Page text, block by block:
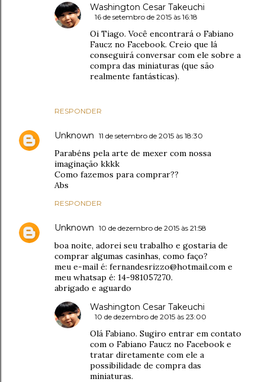
RESPONDER
Washington Cesar Takeuchi
16 de setembro de 2015 às 16:18
Oi Tiago. Você encontrará o Fabiano
Faucz no Facebook. Creio que lá
conseguirá conversar com ele sobre a
compra das miniaturas (que são
realmente fantásticas).
Unknown 11 de setembro de 2015 às 18:30
Parabéns pela arte de mexer com nossa
imaginação kkkk
Como fazemos para comprar??
Abs
RESPONDER
Unknown 10 de dezembro de 2015 às 21:58
boa noite, adorei seu trabalho e gostaria de
comprar algumas casinhas, como faço?
meu e-mail é: fernandesrizzo@hotmail.com e
meu whatsap é: 14-981057270.
abrigado e aguardo
Washington Cesar Takeuchi
10 de dezembro de 2015 às 23:00
Olá Fabiano. Sugiro entrar em contato
com o Fabiano Faucz no Facebook e
tratar diretamente com ele a
possibilidade de compra das
miniaturas.